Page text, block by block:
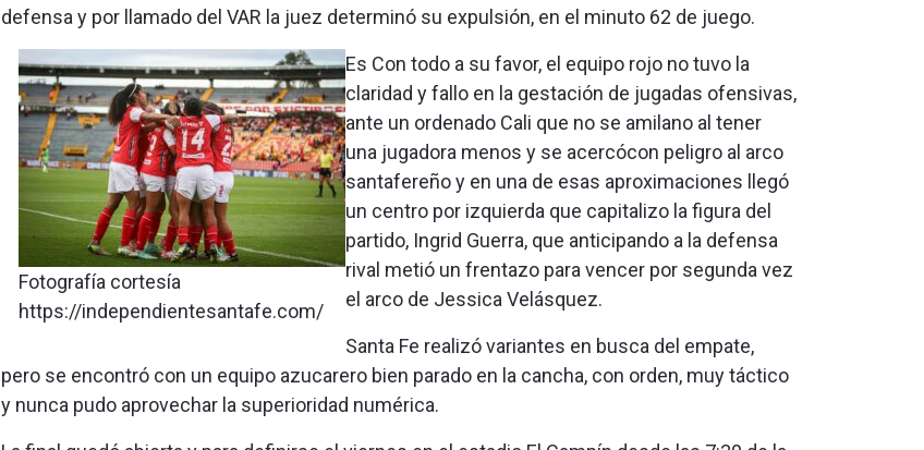
defensa y por llamado del VAR la juez determinó su expulsión, en el minuto 62 de juego.
Fotografía cortesía
https://independientesantafe.com/
Es Con todo a su favor, el equipo rojo no tuvo la
claridad y fallo en la gestación de jugadas ofensivas,
ante un ordenado Cali que no se amilano al tener
una jugadora menos y se acercócon peligro al arco
santafereño y en una de esas aproximaciones llegó
un centro por izquierda que capitalizo la figura del
partido, Ingrid Guerra, que anticipando a la defensa
rival metió un frentazo para vencer por segunda vez
el arco de Jessica Velásquez.
Santa Fe realizó variantes en busca del empate,
pero se encontró con un equipo azucarero bien parado en la cancha, con orden, muy táctico
y nunca pudo aprovechar la superioridad numérica.